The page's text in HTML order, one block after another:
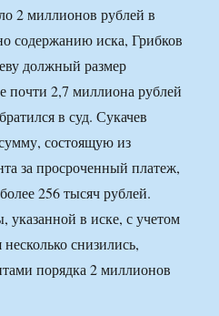
2 миллионов рублей в
содержанию иска, Грибков
должный размер
почти 2,7 миллиона рублей
в суд. Сукачев
состоящую из
за просроченный платеж,
256 тысяч рублей.
указанной в иске, с учетом
снизились,
порядка 2 миллионов